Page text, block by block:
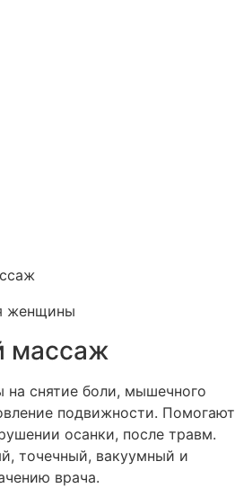
массаж
снятие боли, мышечного
подвижности. Помогают
осанки, после травм.
точечный, вакуумный и
врача.